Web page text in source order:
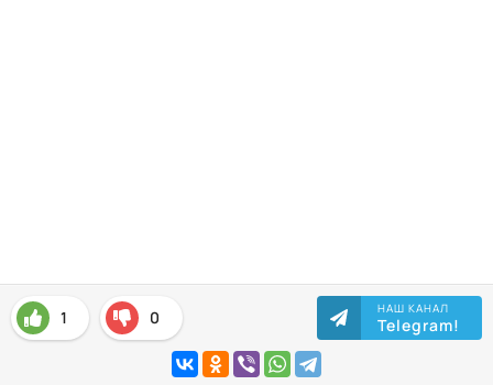
1 0 НАШ КАНАЛ
Telegram!